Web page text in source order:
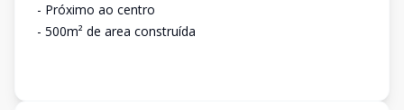
- Próximo ao centro
- 500m² de area construída